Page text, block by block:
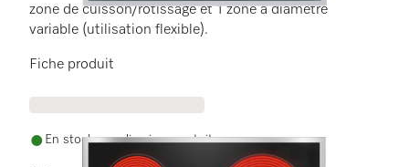
zone de cuisson/rôtissage et 1 zone à diamètre
variable (utilisation flexible).
Fiche produit
En stock avec livraison gratuite